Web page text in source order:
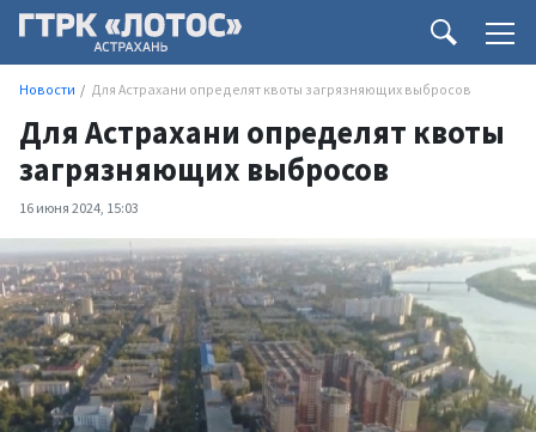
Новости Для Астрахани определят квоты загрязняющих выбросов
Для Астрахани определят квоты
загрязняющих выбросов
16 июня 2024, 15:03